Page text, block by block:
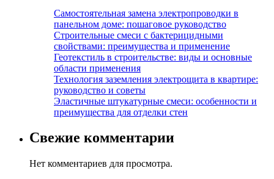
Самостоятельная замена электропроводки в
панельном доме: пошаговое руководство
Строительные смеси с бактерицидными
свойствами: преимущества и применение
Геотекстиль в строительстве: виды и основные
области применения
Технология заземления электрощита в квартире:
руководство и советы
Эластичные штукатурные смеси: особенности и
преимущества для отделки стен
Свежие комментарии
Нет комментариев для просмотра.